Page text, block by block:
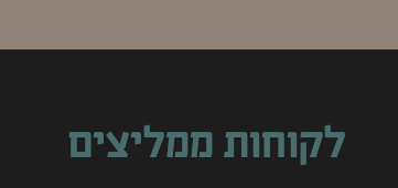
לקוחות ממליצים